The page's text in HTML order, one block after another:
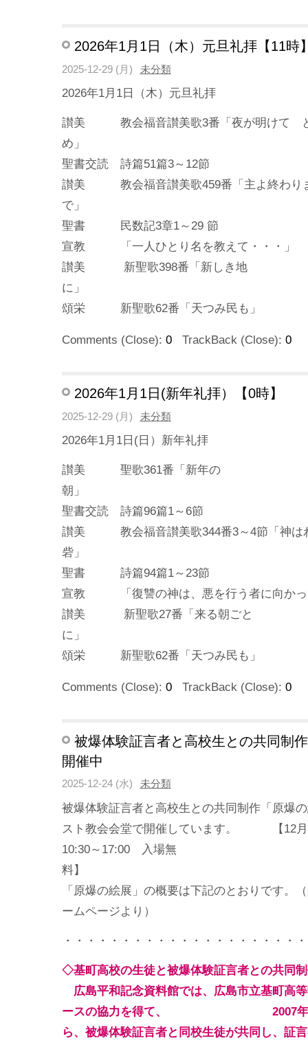
2026年1月1日（木）元旦礼拝【11時
2025-12-29 (月) 未分類
2026年1月1日（木）元旦礼拝
讃美 教会福音讃美歌3番「夜が明けて
聖書交読 詩篇51篇3～12節
讃美 教会福音讃美歌459番「主よ終わり
聖書 民数記3章1～29 節
宣教 「一人ひとり名を教えて・・・」
讃美 新聖歌398番「新しき地
頌栄 新聖歌62番「天つみ民も」
Comments (Close): 0 TrackBack (Close): 0
2026年1月1日(新年礼拝）【0時】
2025-12-29 (月) 未分類
2026年1月1日(日）新年礼拝
讃美 聖歌361番「新年の
聖書交読 詩篇96篇1～6節
讃美 教会福音讃美歌344番3～4節「神は
聖書 詩篇94篇1～23節
宣教 「復讐の神は、悪を行う者に向かっ
讃美 新聖歌27番「来る朝ごと
頌栄 新聖歌62番「天つみ民も」
Comments (Close): 0 TrackBack (Close): 0
被爆体験証言者と高校生との共同制
開催中
2025-12-24 (水) 未分類
被爆体験証言者と高校生との共同制作「原爆
スト教会会堂で開催しています。 【12月
10:30～17:00 入場無
料
「原爆の絵展」の概要は下記のとおりです。
ームページより）
・・・・・・・・・・・・・・・・・・・・
◇基町高校の生徒と被爆体験証言者との共同
広島平和記念資料館では、広島市立基町高
ースの協力を得て、 2007
ら、被爆体験証言者と同校生徒が共同し、証